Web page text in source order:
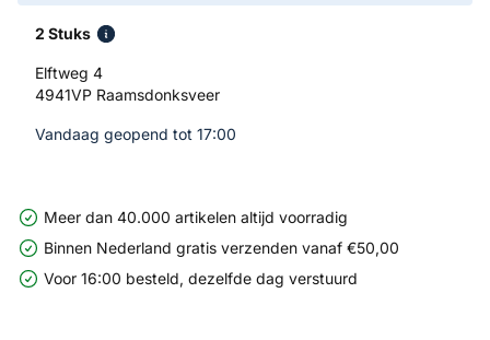
2 Stuks
Elftweg 4
4941VP Raamsdonksveer
Vandaag geopend tot 17:00
Meer dan 40.000 artikelen altijd voorradig
Binnen Nederland gratis verzenden vanaf €50,00
Voor 16:00 besteld, dezelfde dag verstuurd